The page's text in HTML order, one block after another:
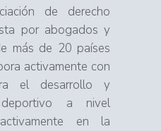
de derecho
por abogados y
más de 20 países
activamente con
el desarrollo y
a nivel
en la